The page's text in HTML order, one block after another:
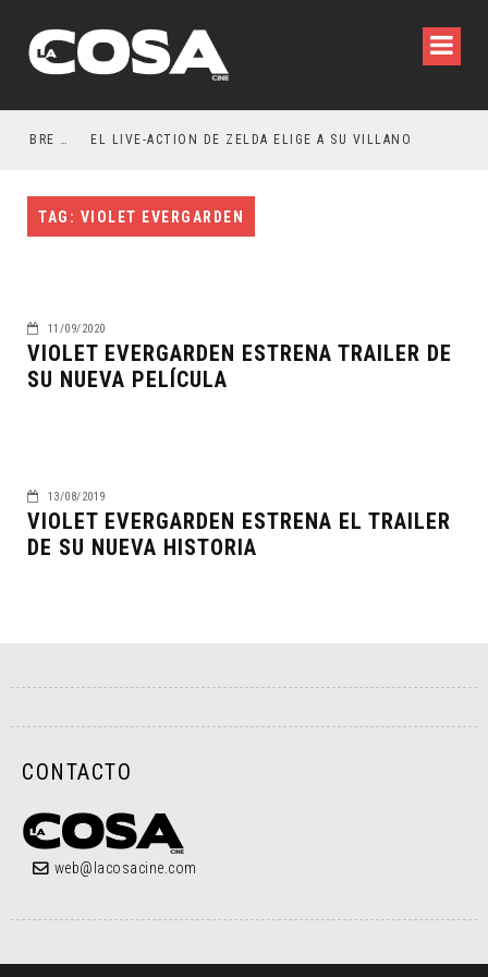
RESEÑA LA INVITACIÓN: OLIVIA WILDE REFLEXIONA SOBRE LA VIDA CONYUGAL EL LIVE-ACTION DE ZELDA ELIGE A SU VILLANO
TAG: VIOLET EVERGARDEN
11/09/2020
VIOLET EVERGARDEN ESTRENA TRAILER DE
SU NUEVA PELÍCULA
13/08/2019
VIOLET EVERGARDEN ESTRENA EL TRAILER
DE SU NUEVA HISTORIA
CONTACTO
web@lacosacine.com